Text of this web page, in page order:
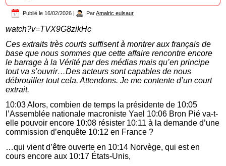
Publié le 16/02/2026 | Par Amalric eulsaur
watch?v=TVX9G8zikHc
Ces extraits très courts suffisent à montrer aux français de
base que nous sommes que cette affaire rencontre encore
le barrage à la Vérité par des médias mais qu’en principe
tout va s’ouvrir…Des acteurs sont capables de nous
débrouiller tout cela. Attendons. Je me contente d’un court
extrait.
10:03 Alors, combien de temps la présidente de 10:05
l’Assemblée nationale macroniste Yael 10:06 Bron Pié va-t-
elle pouvoir encore 10:08 résister 10:11 à la demande d’une
commission d’enquête 10:12 en France ?
…qui vient d’être ouverte en 10:14 Norvège, qui est en
cours encore aux 10:17 États-Unis,